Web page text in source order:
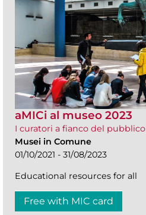
aMICi al museo 2023
I curatori a fianco del pubblico
Musei in Comune
01/10/2021 - 31/08/2023
Educational resources for all
Free with MIC card